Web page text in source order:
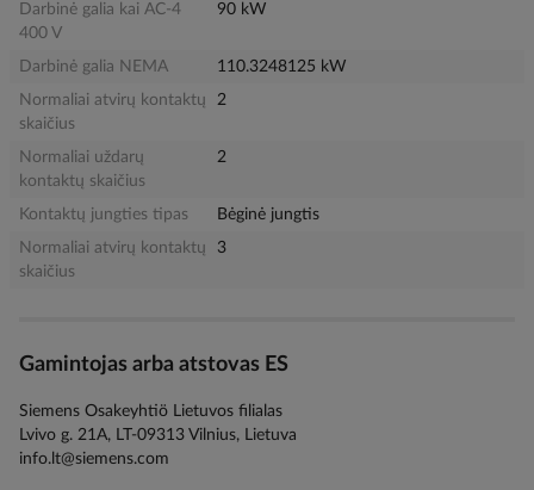
Darbinė galia kai AC-4
400 V
90 kW
Darbinė galia NEMA
110.3248125 kW
Normaliai atvirų kontaktų
skaičius
2
Normaliai uždarų
kontaktų skaičius
2
Kontaktų jungties tipas
Bėginė jungtis
Normaliai atvirų kontaktų
skaičius
3
Gamintojas arba atstovas ES
Siemens Osakeyhtiö Lietuvos filialas
Lvivo g. 21A, LT-09313 Vilnius, Lietuva
info.lt@siemens.com